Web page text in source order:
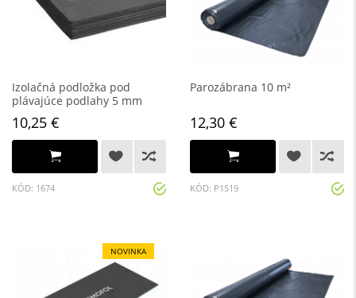
Izolačná podložka pod
plávajúce podlahy 5 mm
10,25 €
KÓD: 1674
Parozábrana 10 m²
12,30 €
KÓD: P1519
NOVINKA